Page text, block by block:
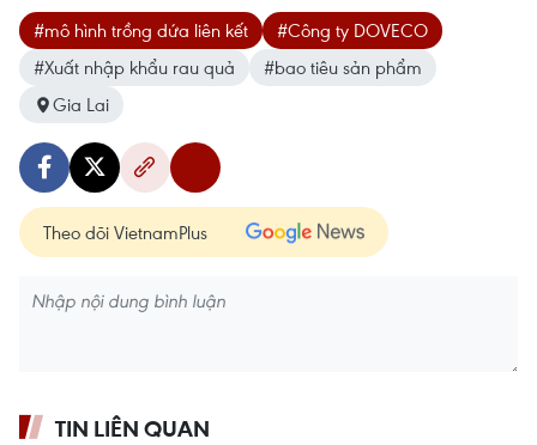
#mô hình trồng dứa liên kết
#Công ty DOVECO
#Xuất nhập khẩu rau quả
#bao tiêu sản phẩm
Gia Lai
Theo dõi VietnamPlus
TIN LIÊN QUAN